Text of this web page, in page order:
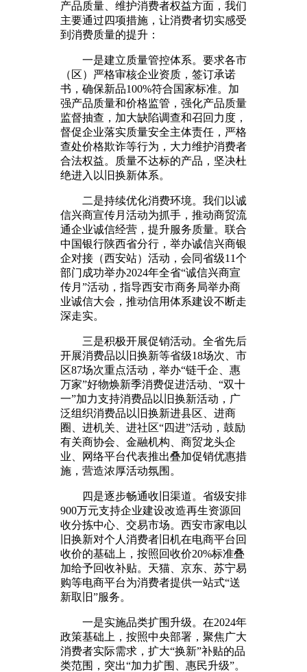
产品质量、维护消费者权益方面，我们
主要通过四项措施，让消费者切实感受
到消费质量的提升：
一是建立质量管控体系。要求各市
（区）严格审核企业资质，签订承诺
书，确保新品100%符合国家标准。加
强产品质量和价格监管，强化产品质量
监督抽查，加大缺陷调查和召回力度，
督促企业落实质量安全主体责任，严格
查处价格欺诈等行为，大力维护消费者
合法权益。质量不达标的产品，坚决杜
绝进入以旧换新体系。
二是持续优化消费环境。我们以诚
信兴商宣传月活动为抓手，推动商贸流
通企业诚信经营，提升服务质量。联合
中国银行陕西省分行，举办诚信兴商银
企对接（西安站）活动，会同省级11个
部门成功举办2024年全省“诚信兴商宣
传月”活动，指导西安市商务局举办商
业诚信大会，推动信用体系建设不断走
深走实。
三是积极开展促销活动。全省先后
开展消费品以旧换新等省级18场次、市
区87场次重点活动，举办“链千企、惠
万家”好物焕新季消费促进活动、“双十
一”加力支持消费品以旧换新活动，广
泛组织消费品以旧换新进县区、进商
圈、进机关、进社区“四进”活动，鼓励
有关商协会、金融机构、商贸龙头企
业、网络平台代表推出叠加促销优惠措
施，营造浓厚活动氛围。
四是逐步畅通收旧渠道。省级安排
900万元支持企业建设改造再生资源回
收分拣中心、交易市场。西安市家电以
旧换新对个人消费者旧机在电商平台回
收价的基础上，按照回收价20%标准叠
加给予回收补贴。天猫、京东、苏宁易
购等电商平台为消费者提供一站式“送
新取旧”服务。
一是实施品类扩围升级。在2024年
政策基础上，按照中央部署，聚焦广大
消费者实际需求，扩大“换新”补贴的品
类范围，突出“加力扩围、惠民升级”。